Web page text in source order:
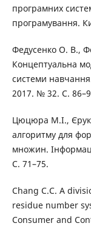
програмних
програмування.
Федусенко О. В.,
Концептуальна
системи
2017. № 32. С.
Цюцюра М.І.,
алгоритму для
множин.
С. 71–75.
Chang C.C. A
residue number
Consumer and